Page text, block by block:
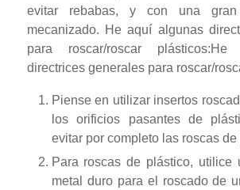
evitar rebabas, y con una
mecanizado. He aquí algunas
para roscar/roscar
directrices generales para roscar/
Piense en utilizar insertos
los orificios pasantes de
evitar por completo las roscas de
Para roscas de plástico, utilice
metal duro para el roscado de